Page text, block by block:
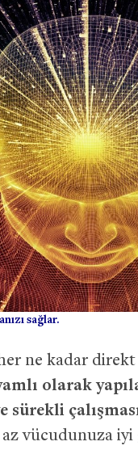
sağlar.
ne kadar
olarak
vücudunuza